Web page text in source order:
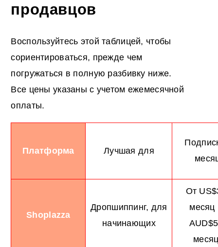
продавцов
Воспользуйтесь этой таблицей, чтобы
сориентироваться, прежде чем
погружаться в полную разбивку ниже.
Все цены указаны с учетом ежемесячной
оплаты.
Платформа Лучшая для
Shoplazza
Дропшиппинг, для
начинающих
От
месяц